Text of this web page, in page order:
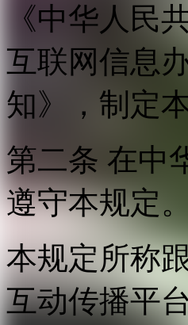
《中华人民
互联网信息
知》，制定
第二条 在中
遵守本规定。
本规定所称
互动传播平